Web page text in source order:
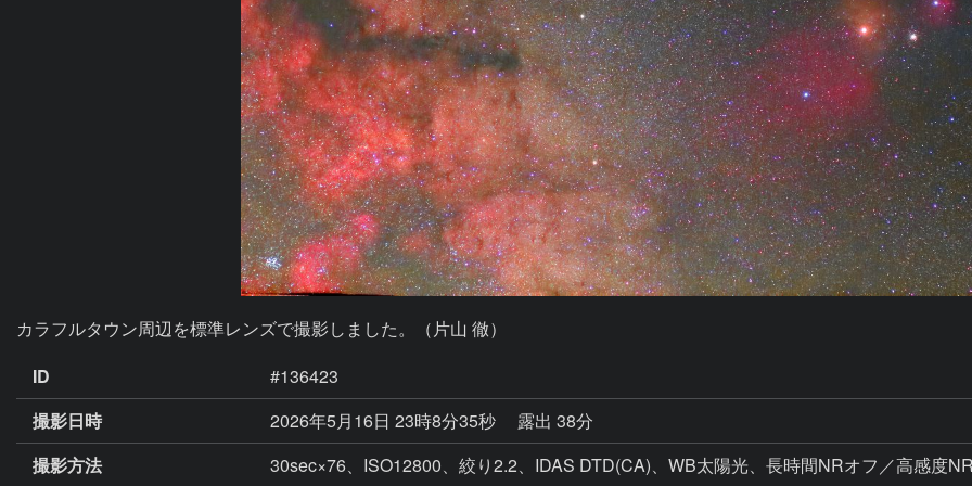
カラフルタウン周辺を標準レンズで撮影しました。（片山 徹）
ID
#136423
撮影日時
2026年5月16日 23時8分35秒
露出 38分
撮影方法
30sec×76、ISO12800、絞り2.2、IDAS DTD(CA)、WB太陽光、長時間NRオフ／高感度